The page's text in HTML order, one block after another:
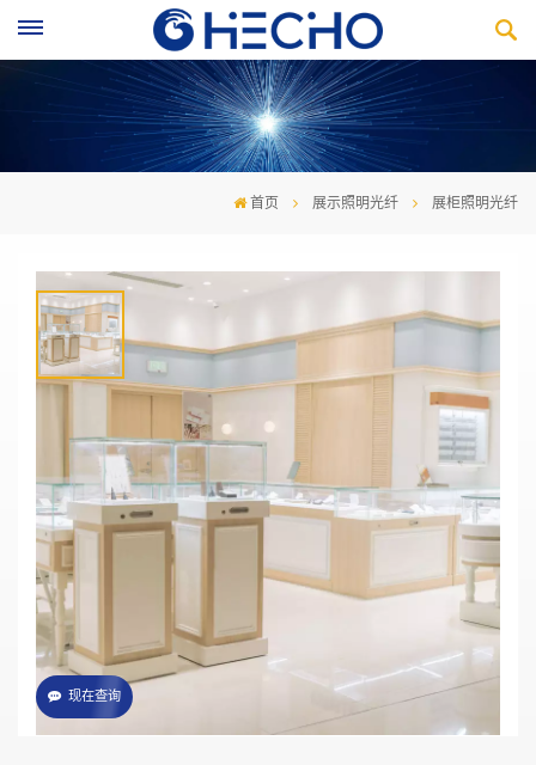
首页 展示照明光纤 展柜照明光纤
展柜照明光纤
光纤的
导光性能好
满足 定向传输需求
无热量光纤照明
采用高品质进口塑料光纤或玻璃光纤制作
现在查询